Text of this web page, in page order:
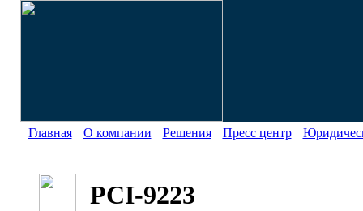
Главная О компании Решения Пресс центр
PCI-9223